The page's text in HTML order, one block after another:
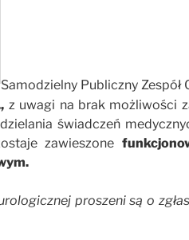
Samodzielny Publiczny
z uwagi na brak możliwości
świadczeń
zawieszone
proszeni są o